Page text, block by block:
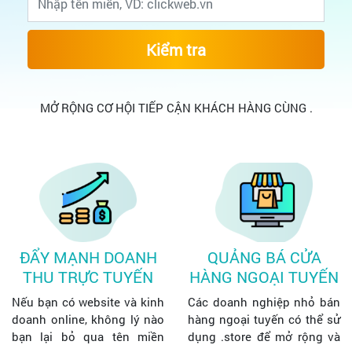
Kiểm tra
MỞ RỘNG CƠ HỘI TIẾP CẬN KHÁCH HÀNG CÙNG .
ĐẨY MẠNH DOANH
THU TRỰC TUYẾN
Nếu bạn có website và kinh
doanh online, không lý nào
bạn lại bỏ qua tên miền
QUẢNG BÁ CỬA
HÀNG NGOẠI TUYẾN
Các doanh nghiệp nhỏ bán
hàng ngoại tuyến có thể sử
dụng .store để mở rộng và